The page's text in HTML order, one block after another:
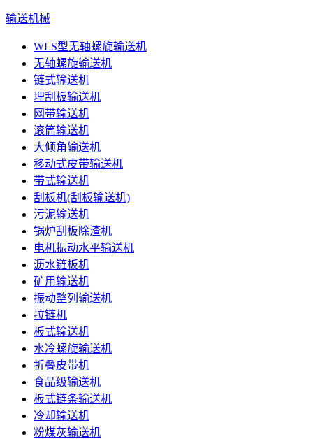
输送机械
WLS型无轴螺旋输送机
无轴螺旋输送机
链式输送机
埋刮板输送机
网带输送机
滚筒输送机
大倾角输送机
移动式皮带输送机
带式输送机
刮板机(刮板输送机)
污泥输送机
锅炉刮板除渣机
电机振动水平输送机
沥水链板机
矿用输送机
振动整列输送机
拉链机
板式输送机
水冷螺旋输送机
折叠皮带机
食品级输送机
板式链条输送机
冷却输送机
粉煤灰输送机